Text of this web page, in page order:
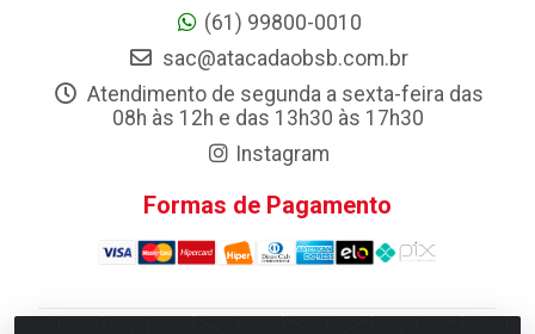
(61) 99800-0010
sac@atacadaobsb.com.br
Atendimento de segunda a sexta-feira das
08h às 12h e das 13h30 às 17h30
Instagram
Formas de Pagamento